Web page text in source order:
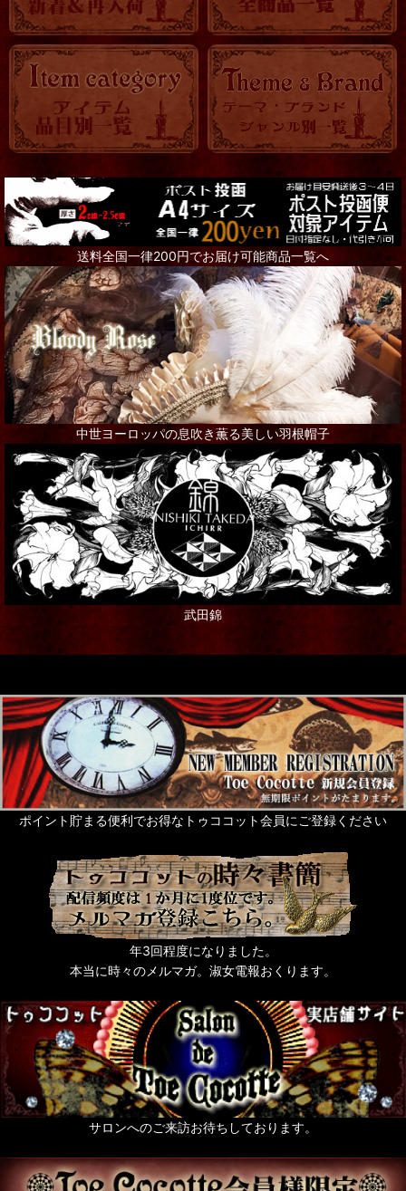
送料全国一律200円でお届け可能商品一覧へ
中世ヨーロッパの息吹き薫る美しい羽根帽子
武田錦
ポイント貯まる便利でお得なトゥココット会員にご登録ください
年3回程度になりました。
本当に時々のメルマガ。淑女電報おくります。
サロンへのご来訪お待ちしております。